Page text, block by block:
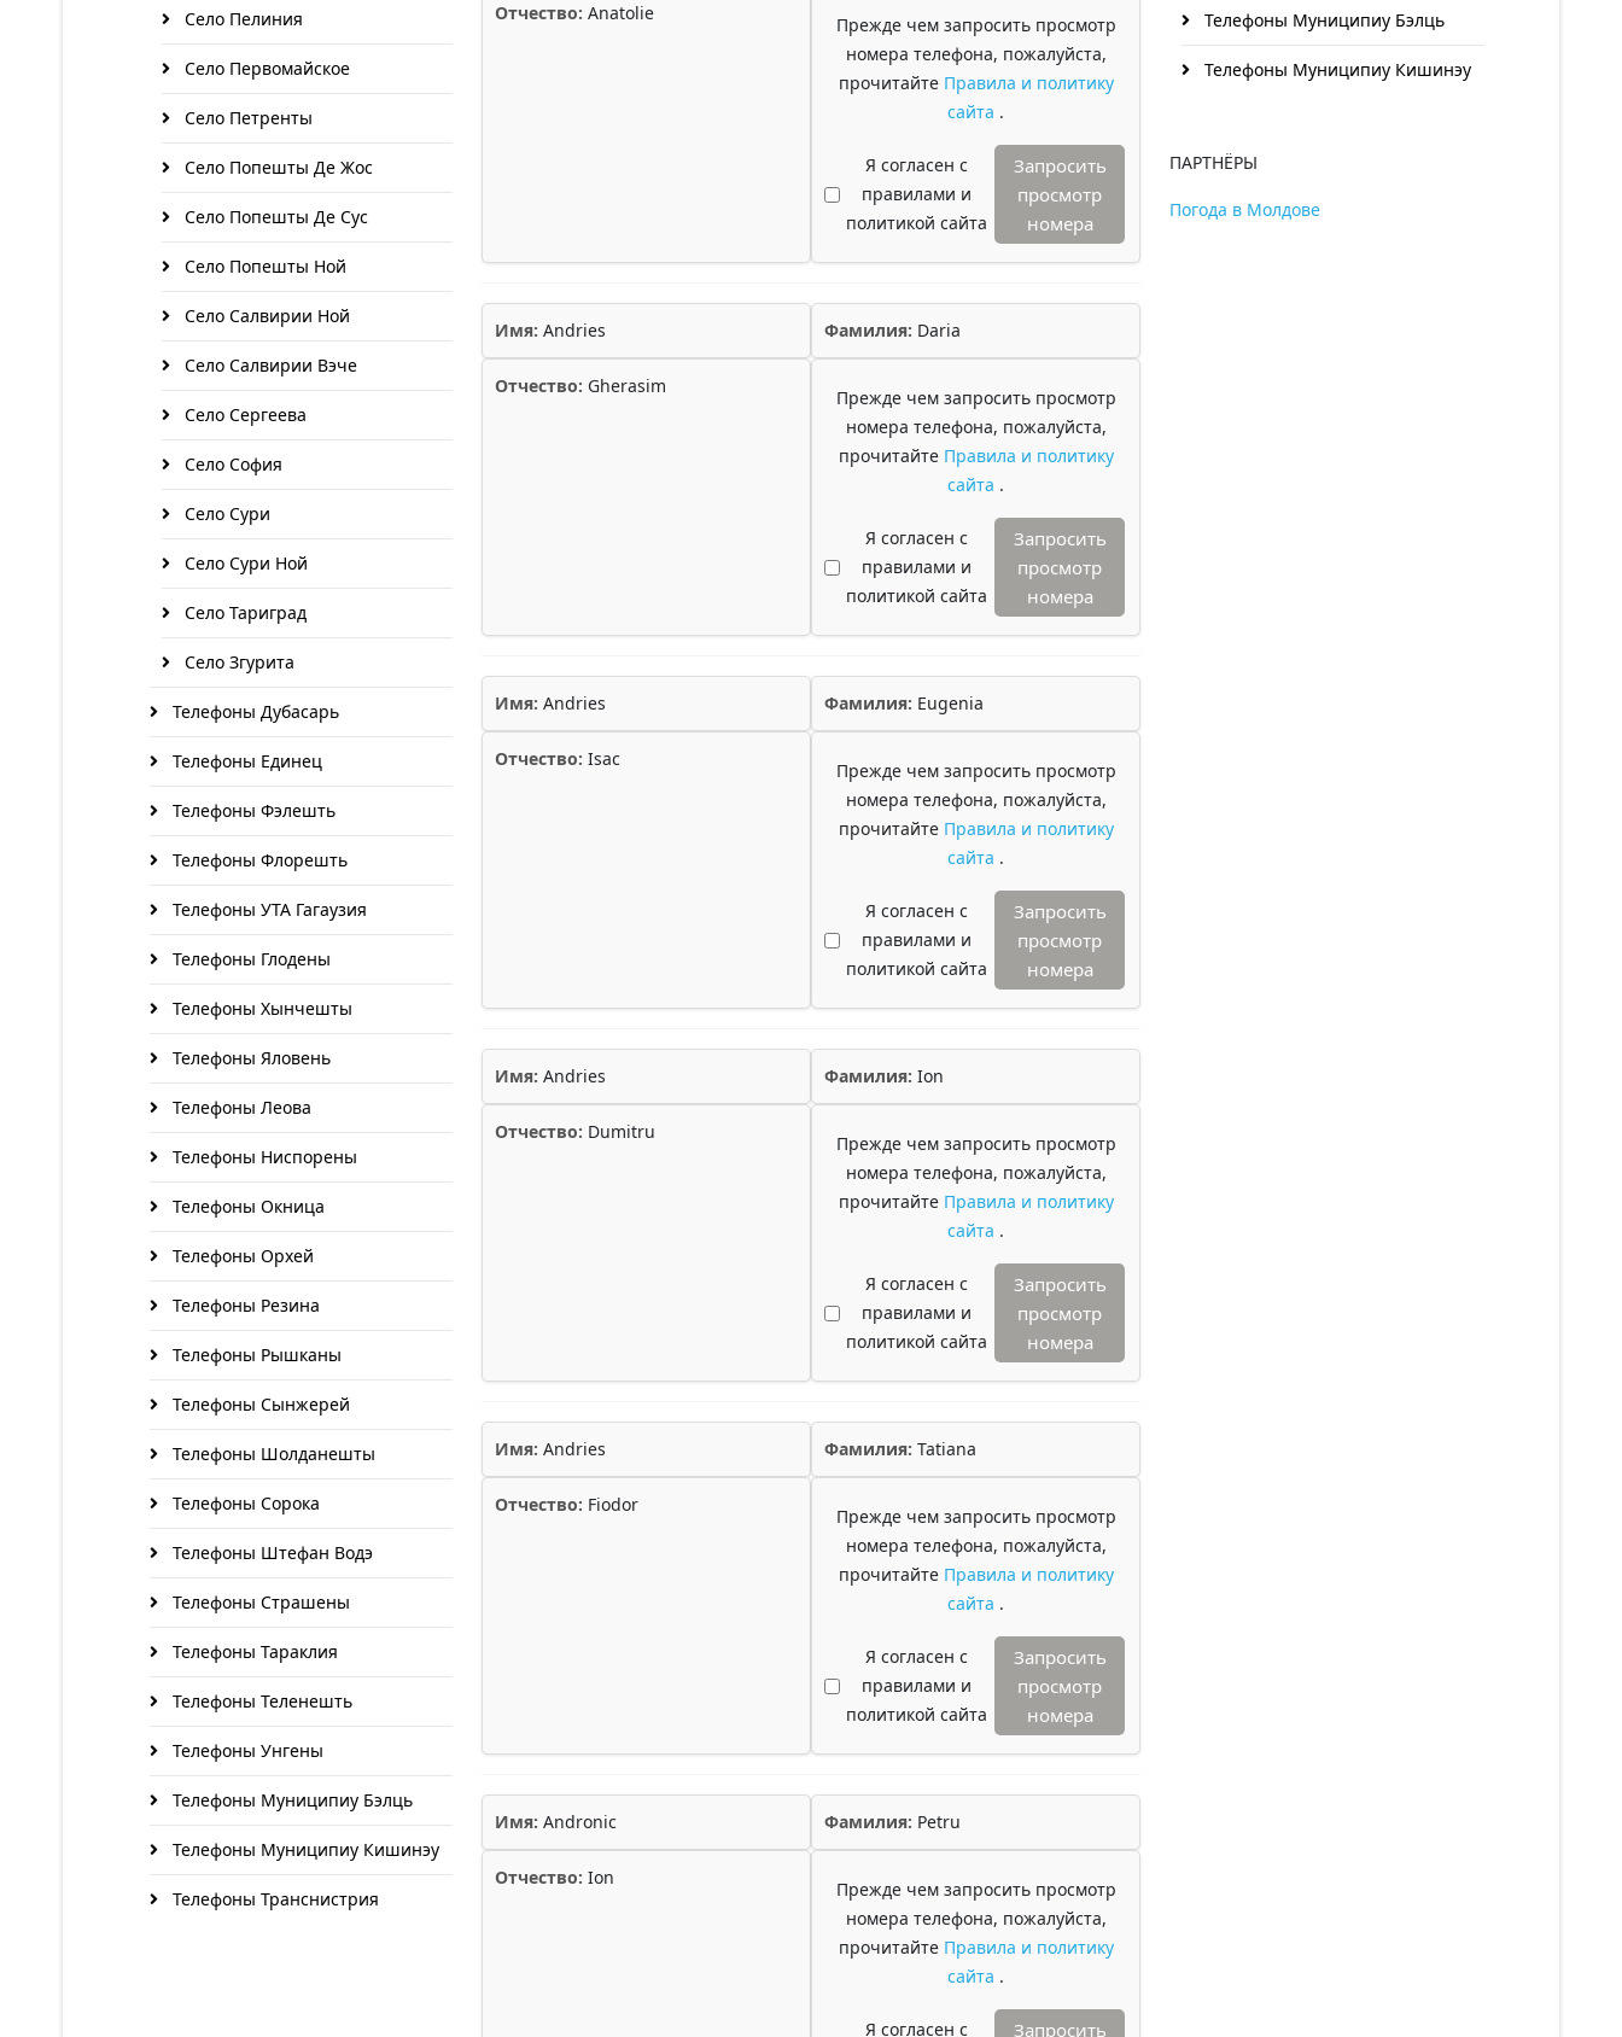
Село Пелиния
Село Первомайское
Село Петренты
Село Попешты Де Жос
Село Попешты Де Сус
Село Попешты Ной
Село Салвирии Ной
Село Салвирии Вэче
Село Сергеева
Село София
Село Сури
Село Сури Ной
Село Тариград
Село Згурита
Телефоны Дубасарь
Телефоны Единец
Телефоны Фэлешть
Телефоны Флорешть
Телефоны УТА Гагаузия
Телефоны Глодены
Телефоны Хынчешты
Телефоны Яловень
Телефоны Леова
Телефоны Ниспорены
Телефоны Окница
Телефоны Орхей
Телефоны Резина
Телефоны Рышканы
Телефоны Сынжерей
Телефоны Шолданешты
Телефоны Сорока
Телефоны Штефан Водэ
Телефоны Страшены
Телефоны Тараклия
Телефоны Теленешть
Телефоны Унгены
Телефоны Муниципиу Бэлць
Телефоны Муниципиу Кишинэу
Телефоны Транснистрия
Отчество: Anatolie
Прежде чем запросить просмотр
номера телефона, пожалуйста,
прочитайте Правила и политику
сайта .
Я согласен с
правилами и
политикой сайта
Запросить
просмотр
номера
Имя: Andries Фамилия: Daria
Отчество: Gherasim
Прежде чем запросить просмотр
номера телефона, пожалуйста,
прочитайте Правила и политику
сайта .
Я согласен с
правилами и
политикой сайта
Запросить
просмотр
номера
Имя: Andries Фамилия: Eugenia
Отчество: Isac
Прежде чем запросить просмотр
номера телефона, пожалуйста,
прочитайте Правила и политику
сайта .
Я согласен с
правилами и
политикой сайта
Запросить
просмотр
номера
Имя: Andries Фамилия: Ion
Отчество: Dumitru
Прежде чем запросить просмотр
номера телефона, пожалуйста,
прочитайте Правила и политику
сайта .
Я согласен с
правилами и
политикой сайта
Запросить
просмотр
номера
Имя: Andries Фамилия: Tatiana
Отчество: Fiodor
Прежде чем запросить просмотр
номера телефона, пожалуйста,
прочитайте Правила и политику
сайта .
Я согласен с
правилами и
политикой сайта
Запросить
просмотр
номера
Имя: Andronic Фамилия: Petru
Отчество: Ion
Прежде чем запросить просмотр
номера телефона, пожалуйста,
прочитайте Правила и политику
сайта .
Я согласен с Запросить
Телефоны Муниципиу Бэлць
Телефоны Муниципиу Кишинэу
ПАРТНЁРЫ
Погода в Молдове